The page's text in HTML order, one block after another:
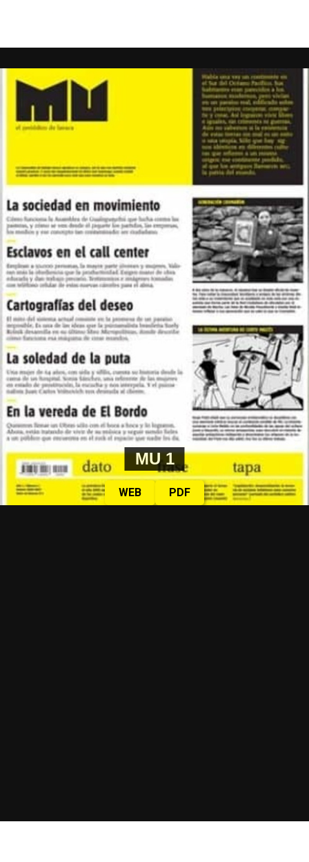
MU 1
WEB PDF